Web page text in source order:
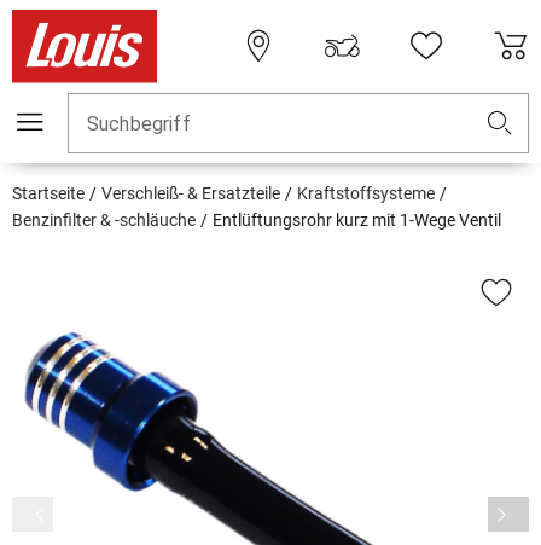
Suchbegriff
Startseite Verschleiß- & Ersatzteile
Kraftstoffsysteme
Benzinfilter & -schläuche
Entlüftungsrohr kurz mit 1-Wege Ventil